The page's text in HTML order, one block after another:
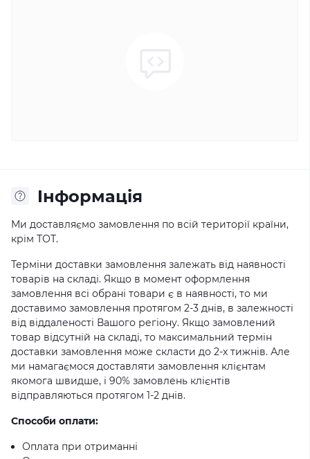
Iнформація
Ми доставляємо замовлення по всій території країни,
крім ТОТ.
Терміни доставки замовлення залежать від наявності
товарів на складі. Якщо в момент оформлення
замовлення всі обрані товари є в наявності, то ми
доставимо замовлення протягом 2-3 днів, в залежності
від віддаленості Вашого регіону. Якщо замовлений
товар відсутній на складі, то максимальний термін
доставки замовлення може скласти до 2-х тижнів. Але
ми намагаємося доставляти замовлення клієнтам
якомога швидше, і 90% замовлень клієнтів
відправляються протягом 1-2 днів.
Способи оплати:
Оплата при отриманні